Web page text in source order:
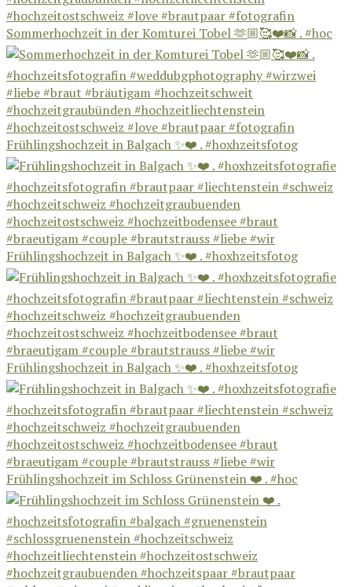
Sommerhochzeit in der Komturei Tobel 🫶🏼🥰❤️📸 . #hoc
Frühlingshochzeit in Balgach ✨❤️ . #hoxhzeitsfotog
Frühlingshochzeit in Balgach ✨❤️ . #hoxhzeitsfotog
Frühlingshochzeit in Balgach ✨❤️ . #hoxhzeitsfotog
Frühlingshochzeit im Schloss Grünenstein ❤️ . #hoc